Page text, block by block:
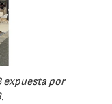
expuesta por